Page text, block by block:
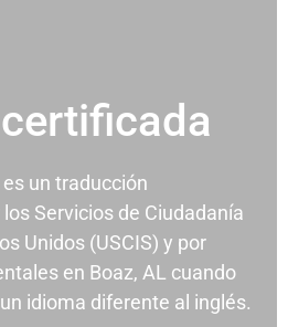
un traducción
Servicios de Ciudadanía
Unidos (USCIS) y por
en Boaz, AL cuando
idioma diferente al inglés.